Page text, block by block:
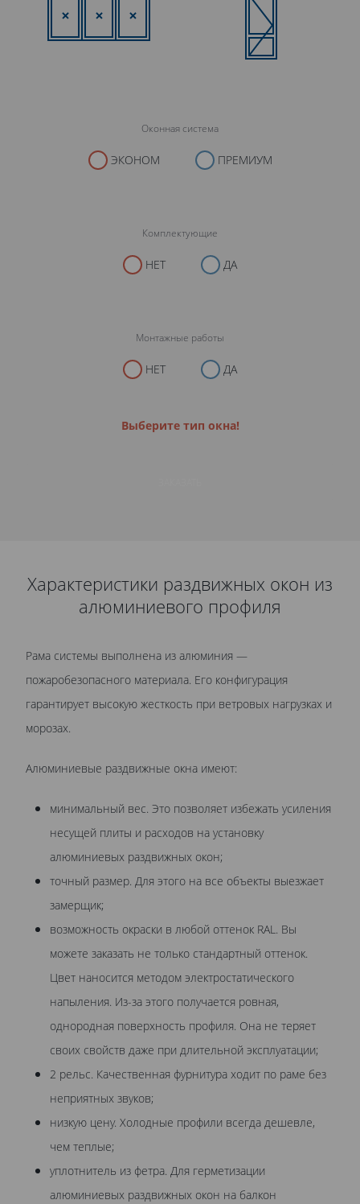
Оконная система
ЭКОНОМ ПРЕМИУМ
Комплектующие
НЕТ ДА
Монтажные работы
НЕТ ДА
Выберите тип окна!
Характеристики раздвижных окон из
алюминиевого профиля
Рама системы выполнена из алюминия —
пожаробезопасного материала. Его конфигурация
гарантирует высокую жесткость при ветровых нагрузках и
морозах.
Алюминиевые раздвижные окна имеют:
минимальный вес. Это позволяет избежать усиления
несущей плиты и расходов на установку
алюминиевых раздвижных окон;
точный размер. Для этого на все объекты выезжает
замерщик;
возможность окраски в любой оттенок RAL. Вы
можете заказать не только стандартный оттенок.
Цвет наносится методом электростатического
напыления. Из-за этого получается ровная,
однородная поверхность профиля. Она не теряет
своих свойств даже при длительной эксплуатации;
2 рельс. Качественная фурнитура ходит по раме без
неприятных звуков;
низкую цену. Холодные профили всегда дешевле,
чем теплые;
уплотнитель из фетра. Для герметизации
алюминиевых раздвижных окон на балкон